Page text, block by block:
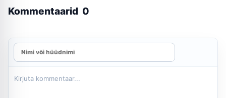
Kommentaarid 0